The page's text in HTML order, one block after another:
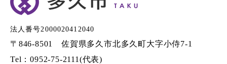
法人番号2000020412040
〒846-8501 佐賀県多久市北多久町大字小侍7-1
Tel：0952-75-2111(代表)